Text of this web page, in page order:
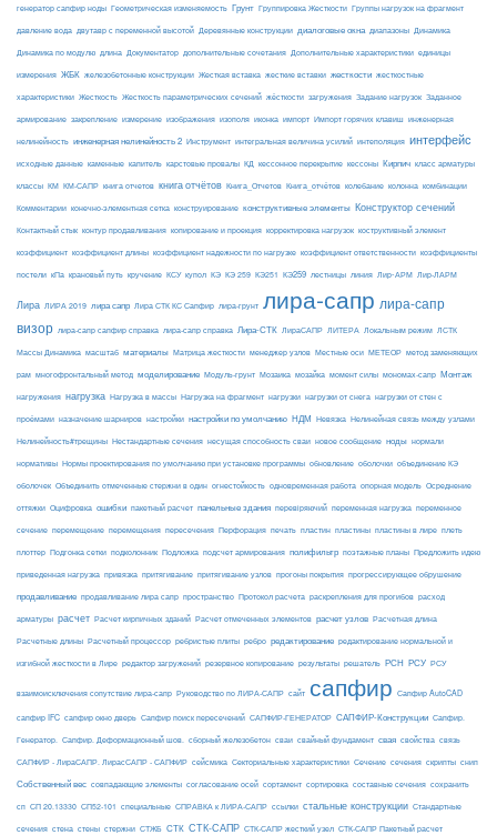
генератор сапфир ноды Геометрическая изменяемость Грунт Группировка Жесткости Группы нагрузок на фрагмент
давление вода двутавр с переменной высотой Деревянные конструкции диалоговые окна диапазоны Динамика
Динамика по модулю длина Документатор дополнительные сочетания Дополнительные характеристики единицы
измерения ЖБК железобетонные конструкции Жесткая вставка жесткие вставки жесткости жесткостные
характеристики Жесткость Жесткость параметрических сечений жёсткости загружения Задание нагрузок Заданное
армирование закрепление измерение изображения изополя иконка импорт Импорт горячих клавиш инженерная
нелинейность инженерная нелинейность 2 Инструмент интегральная величина усилий интеполяция интерфейс
исходные данные каменные капитель карстовые провалы КД кессонное перекрытие кессоны Кирпич класс арматуры
классы КМ КМ-САПР книга отчетов книга отчётов Книга_Отчетов Книга_отчётов колебание колонна комбинации
Комментарии конечно-элементная сетка конструирование конструктивные элементы Конструктор сечений
Контактный стык контур продавливания копирование и проекция корректировка нагрузок коструктивный элемент
коэффициент коэффициент длины коэффициент надежности по нагрузке коэффициент ответственности коэффициенты
постели кПа крановый путь кручение КСУ купол КЭ КЭ 259 КЭ251 КЭ259 лестницы линия Лир-АРМ Лир-ЛАРМ
Лира ЛИРА 2019 лира сапр Лира СТК КС Сапфир лира-грунт лира-сапр лира-сапр
визор лира-сапр сапфир справка лира-сапр справка Лира-СТК ЛираСАПР ЛИТЕРА Локальным режим ЛСТК
Массы Динамика масштаб материалы Матрица жесткости менеджер узлов Местные оси МЕТЕОР метод заменяющих
рам многофронтальный метод моделирование Модуль-грунт Мозаика мозайка момент силы мономах-сапр Монтаж
нагружения нагрузка Нагрузка в массы Нагрузка на фрагмент нагрузки нагрузки от снега нагрузки от стен с
проёмами назначение шарниров настройки настройки по умолчанию НДМ Невязка Нелинейная связь между узлами
Нелинейность#трещины Нестандартные сечения несущая способность сваи новое сообщение ноды нормали
нормативы Нормы проектирования по умолчанию при установке программы обновление оболочки объединение КЭ
оболочек Объединить отмеченные стержни в один огнестойкость одновременная работа опорная модель Осреднение
оттяжки Оцифровка ошибки пакетный расчет панельные здания перевіряючий переменная нагрузка переменное
сечение перемещение перемещения пересечения Перфорация печать пластин пластины пластины в лире плеть
плоттер Подгонка сетки подколонник Подложка подсчет армирования полифильтр поэтажные планы Предложить идею
приведенная нагрузка привязка притягивание притягивание узлов прогоны покрытия прогрессирующее обрушение
продавливание продавливание лира сапр пространство Протокол расчета раскрепления для прогибов расход
арматуры расчет Расчет кирпичных зданий Расчет отмеченных элементов расчет узлов Расчетная длина
Расчетные длины Расчетный процессор ребристые плиты ребро редактирование редактирование нормальной и
изгибной жесткости в Лире редактор загружений резервное копирование результаты решатель РСН РСУ РСУ
взаимоисключения сопутствие лира-сапр Руководство по ЛИРА-САПР сайт сапфир Сапфир AutoCAD
сапфир IFC сапфир окно дверь Сапфир поиск пересечений САПФИР-ГЕНЕРАТОР САПФИР-Конструкции Сапфир.
Генератор. Сапфир. Деформационный шов. сборный железобетон сваи свайный фундамент свая свойства связь
САПФИР - ЛираСАПР. ЛирасСАПР - САПФИР сейсмика Секториальные характеристики Сечение сечения скрипты снип
Собственный вес совпадающие элементы согласование осей сортамент сортировка составные сечения сохранить
сп СП 20.13330 СП52-101 специальные СПРАВКА к ЛИРА-САПР ссылки стальные конструкции Стандартные
сечения стена стены стержни СТЖБ СТК СТК-САПР СТК-САПР жесткий узел СТК-САПР Пакетный расчет